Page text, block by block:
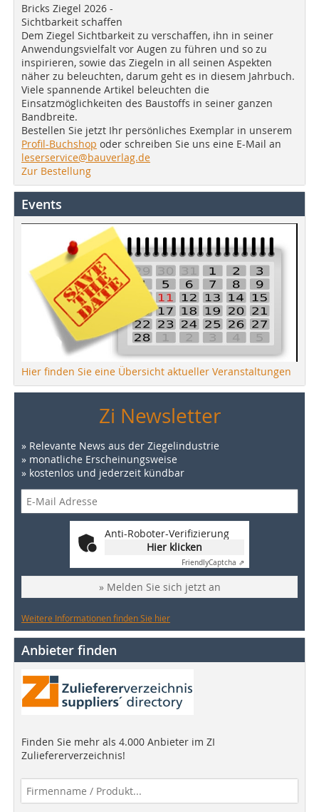
Bricks Ziegel 2026 -
Sichtbarkeit schaffen
Dem Ziegel Sichtbarkeit zu verschaffen, ihn in seiner
Anwendungsvielfalt vor Augen zu führen und so zu
inspirieren, sowie das Ziegeln in all seinen Aspekten
näher zu beleuchten, darum geht es in diesem Jahrbuch.
Viele spannende Artikel beleuchten die
Einsatzmöglichkeiten des Baustoffs in seiner ganzen
Bandbreite.
Bestellen Sie jetzt Ihr persönliches Exemplar in unserem
Profil-Buchshop oder schreiben Sie uns eine E-Mail an
leserservice@bauverlag.de
Zur Bestellung
Events
Hier finden Sie eine Übersicht aktueller Veranstaltungen
Zi Newsletter
» Relevante News aus der Ziegelindustrie
» monatliche Erscheinungsweise
» kostenlos und jederzeit kündbar
Anti-Roboter-Verifizierung
Hier klicken
FriendlyCaptcha ⇗
» Melden Sie sich jetzt an
Weitere Informationen finden Sie hier
Anbieter finden
Finden Sie mehr als 4.000 Anbieter im ZI
Zuliefererverzeichnis!